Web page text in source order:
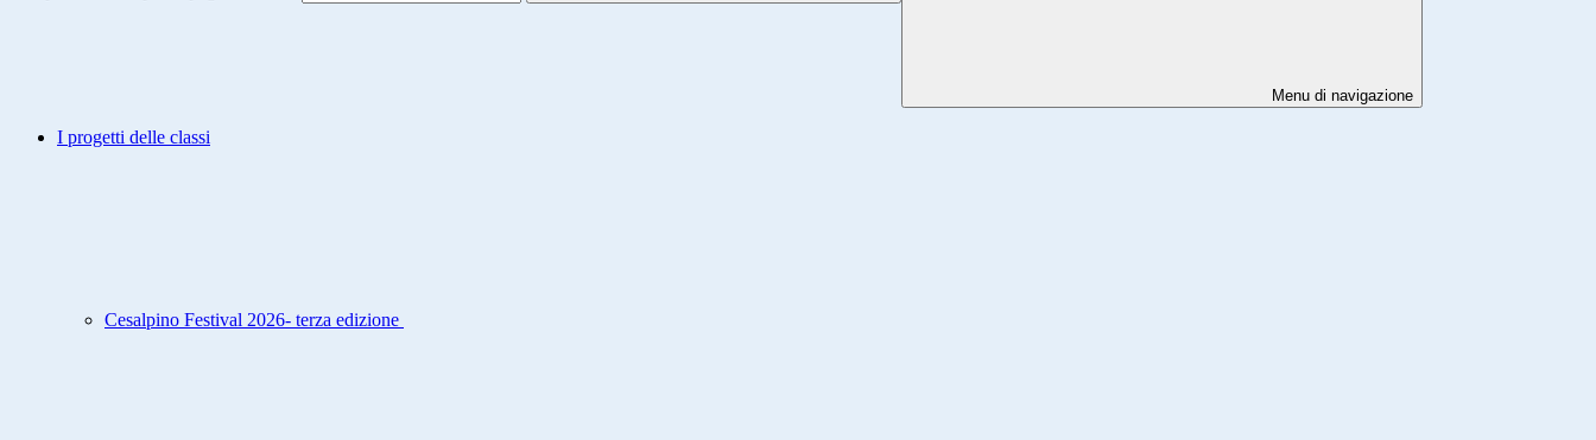
Menu di navigazione
I progetti delle classi
Cesalpino Festival 2026- terza edizione